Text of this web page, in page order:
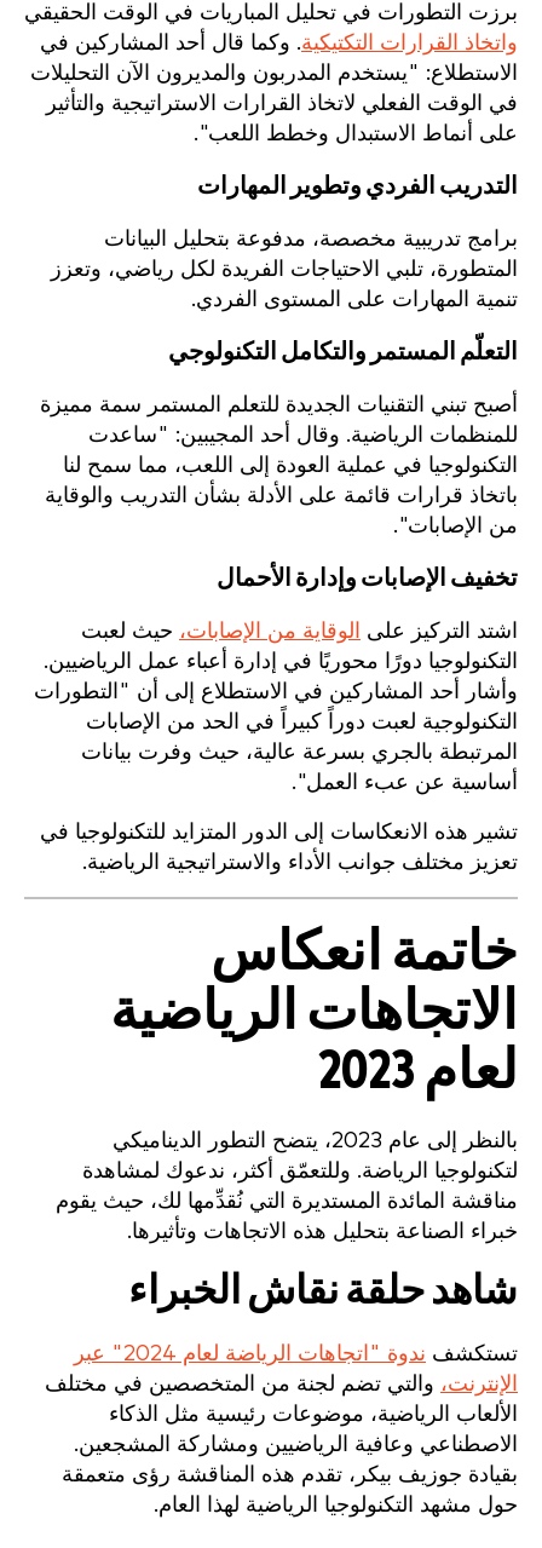
برزت التطورات في تحليل المباريات في الوقت الحقيقي
واتخاذ القرارات التكتيكية. وكما قال أحد المشاركين في
الاستطلاع: "يستخدم المدربون والمديرون الآن التحليلات
في الوقت الفعلي لاتخاذ القرارات الاستراتيجية والتأثير
على أنماط الاستبدال وخطط اللعب".
التدريب الفردي وتطوير المهارات
برامج تدريبية مخصصة، مدفوعة بتحليل البيانات
المتطورة، تلبي الاحتياجات الفريدة لكل رياضي، وتعزز
تنمية المهارات على المستوى الفردي.
التعلّم المستمر والتكامل التكنولوجي
أصبح تبني التقنيات الجديدة للتعلم المستمر سمة مميزة
للمنظمات الرياضية. وقال أحد المجيبين: "ساعدت
التكنولوجيا في عملية العودة إلى اللعب، مما سمح لنا
باتخاذ قرارات قائمة على الأدلة بشأن التدريب والوقاية
من الإصابات".
تخفيف الإصابات وإدارة الأحمال
اشتد التركيز على الوقاية من الإصابات، حيث لعبت
التكنولوجيا دورًا محوريًا في إدارة أعباء عمل الرياضيين.
وأشار أحد المشاركين في الاستطلاع إلى أن "التطورات
التكنولوجية لعبت دوراً كبيراً في الحد من الإصابات
المرتبطة بالجري بسرعة عالية، حيث وفرت بيانات
أساسية عن عبء العمل".
تشير هذه الانعكاسات إلى الدور المتزايد للتكنولوجيا في
تعزيز مختلف جوانب الأداء والاستراتيجية الرياضية.
خاتمة انعكاس
الاتجاهات الرياضية
لعام 2023
بالنظر إلى عام 2023، يتضح التطور الديناميكي
لتكنولوجيا الرياضة. وللتعمّق أكثر، ندعوك لمشاهدة
مناقشة المائدة المستديرة التي نُقدِّمها لك، حيث يقوم
خبراء الصناعة بتحليل هذه الاتجاهات وتأثيرها.
شاهد حلقة نقاش الخبراء
تستكشف
ندوة "اتجاهات الرياضة لعام 2024" عبر
الإنترنت، والتي تضم لجنة من المتخصصين في مختلف
الألعاب الرياضية، موضوعات رئيسية مثل الذكاء
الاصطناعي وعافية الرياضيين ومشاركة المشجعين.
بقيادة جوزيف بيكر، تقدم هذه المناقشة رؤى متعمقة
حول مشهد التكنولوجيا الرياضية لهذا العام.